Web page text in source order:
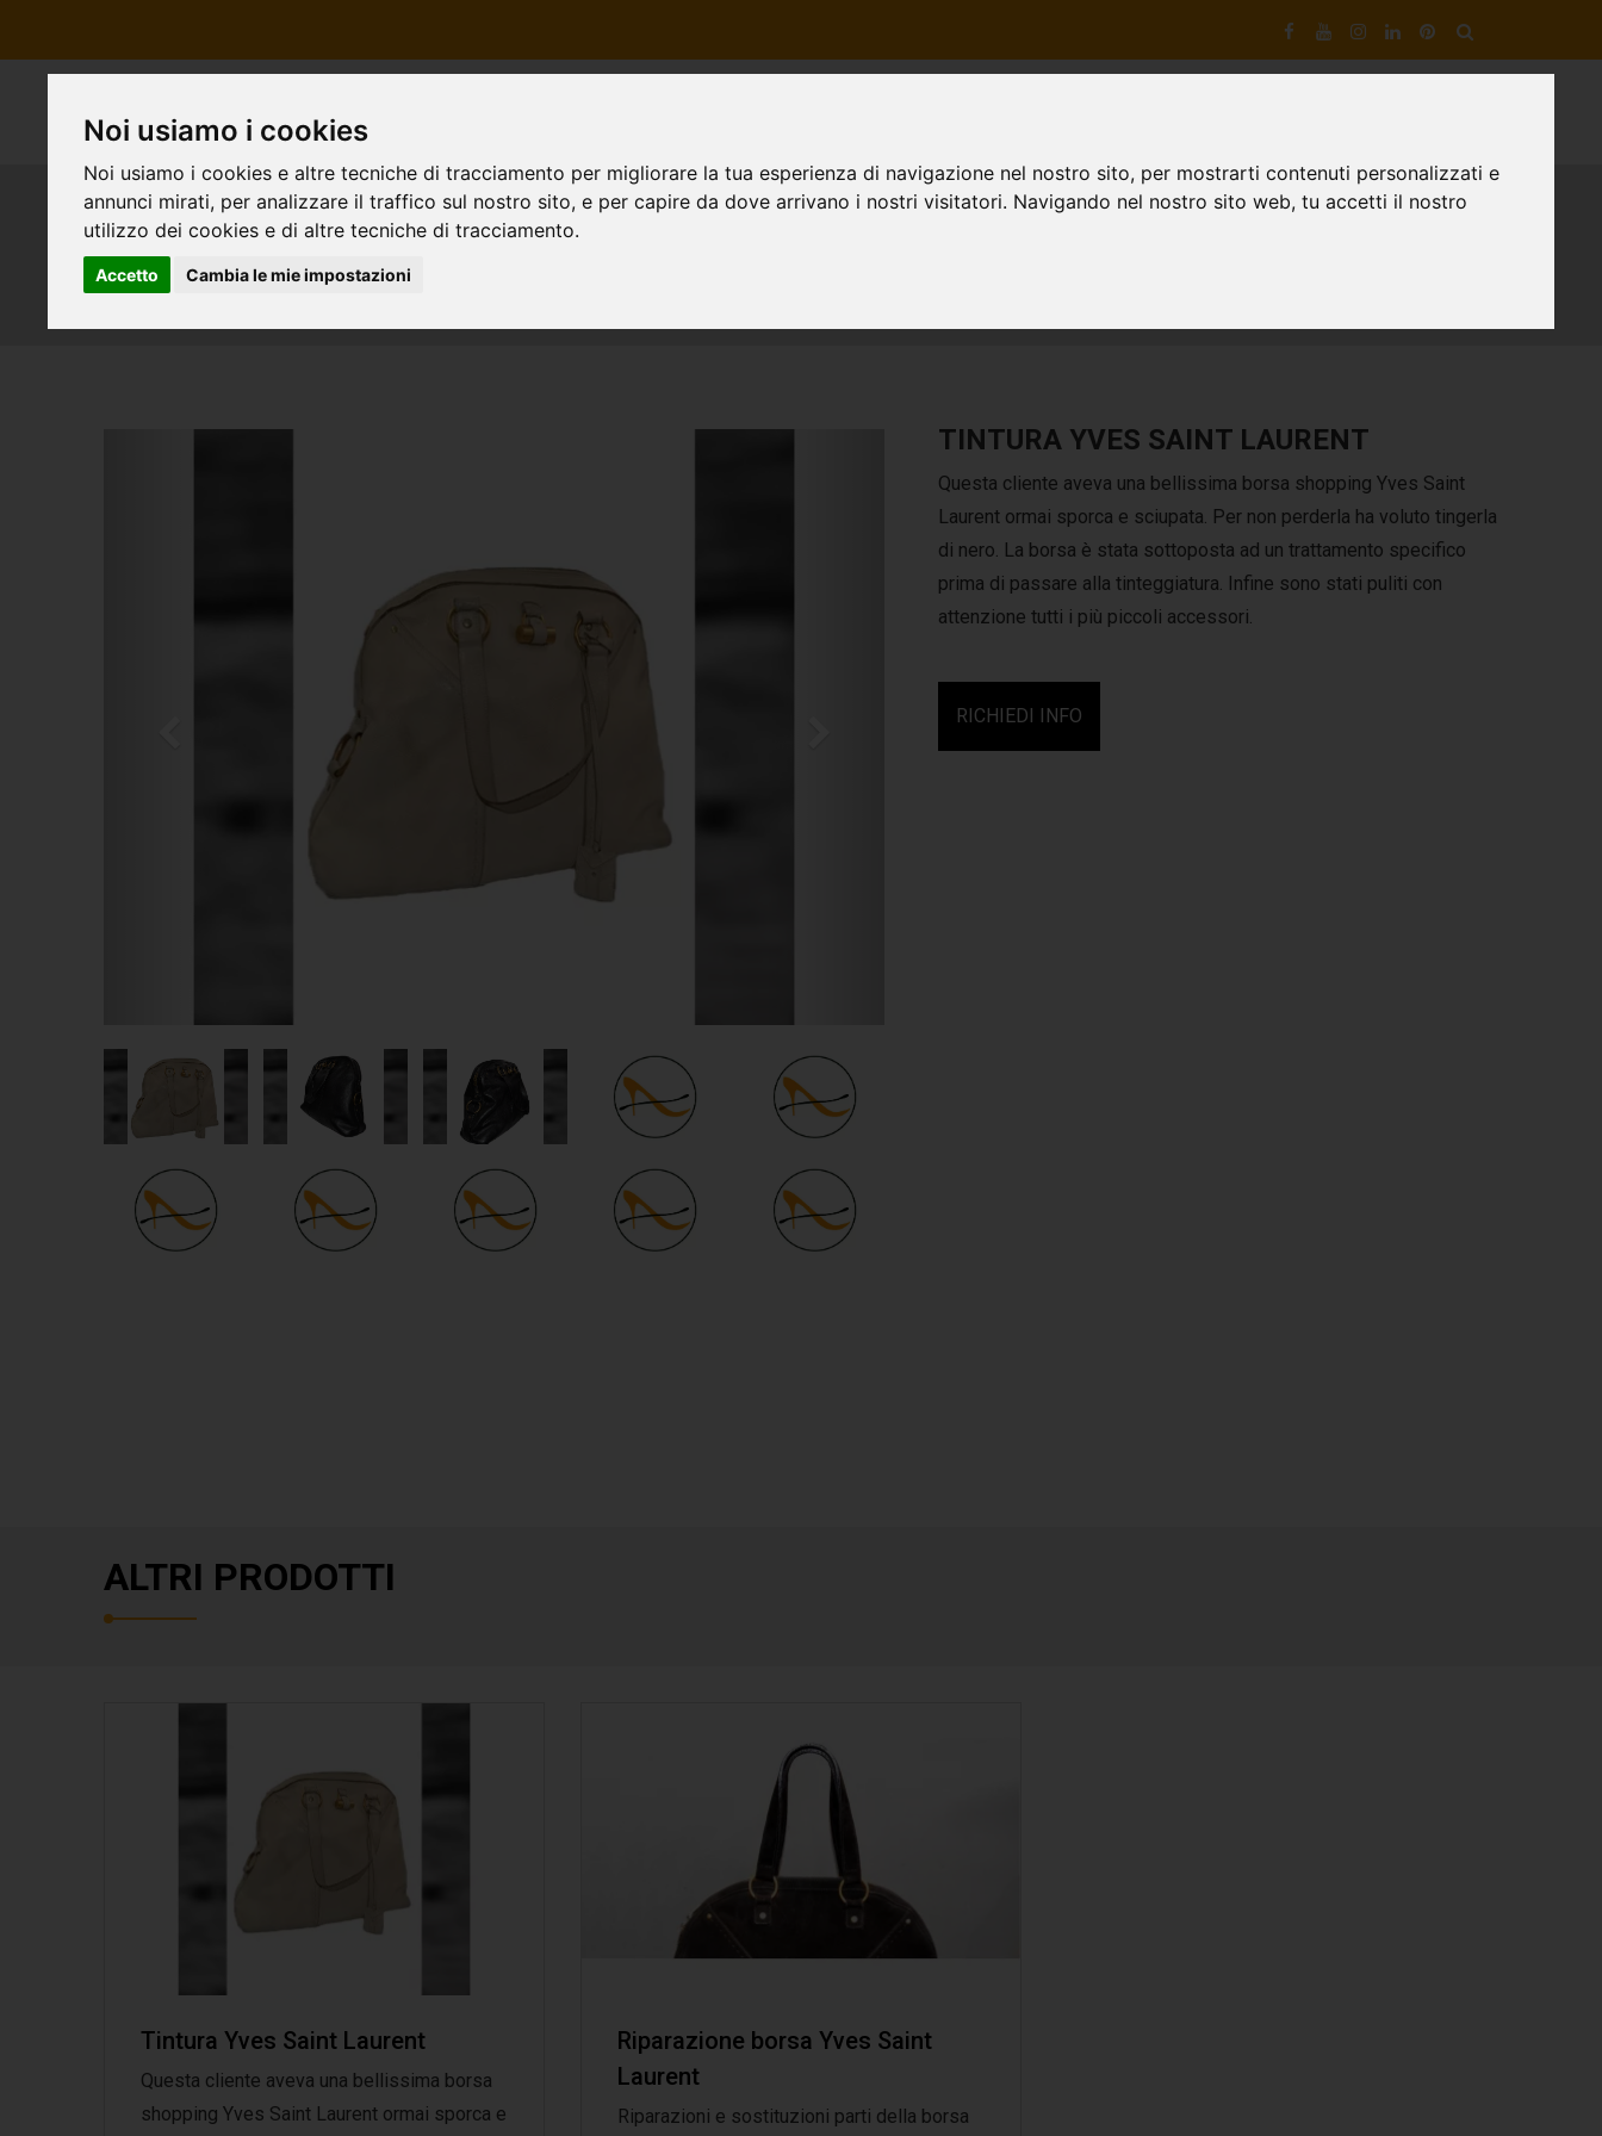
Noi usiamo i cookies
Noi usiamo i cookies e altre tecniche di tracciamento per migliorare la tua esperienza di navigazione nel nostro sito, per mostrarti contenuti personalizzati e
annunci mirati, per analizzare il traffico sul nostro sito, e per capire da dove arrivano i nostri visitatori. Navigando nel nostro sito web, tu accetti il nostro
utilizzo dei cookies e di altre tecniche di tracciamento.
Accetto Cambia le mie impostazioni
Riparazione borse Yves Saint Laurent
TINTURA YVES SAINT LAURENT
Questa cliente aveva una bellissima borsa shopping Yves Saint
Laurent ormai sporca e sciupata. Per non perderla ha voluto tingerla
di nero. La borsa è stata sottoposta ad un trattamento specifico
prima di passare alla tinteggiatura. Infine sono stati puliti con
attenzione tutti i più piccoli accessori.
RICHIEDI INFO
ALTRI PRODOTTI
Tintura Yves Saint Laurent
Questa cliente aveva una bellissima borsa
shopping Yves Saint Laurent ormai sporca e
Riparazione borsa Yves Saint
Laurent
Riparazioni e sostituzioni parti della borsa